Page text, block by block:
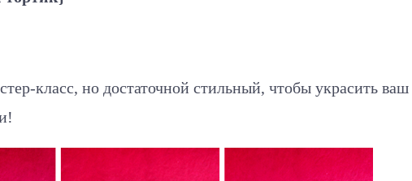
класс, но достаточной стильный, чтобы украсить ваш